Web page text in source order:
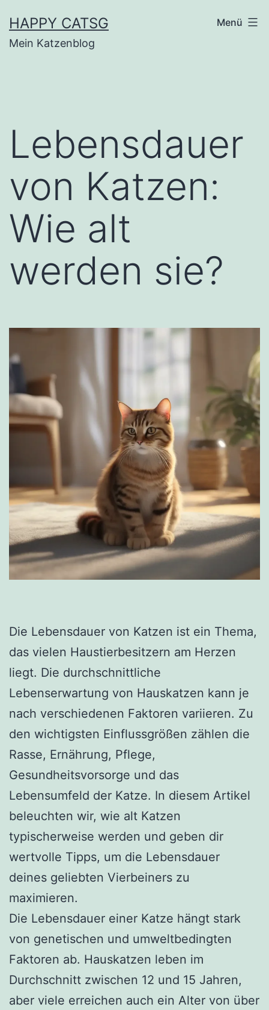
Inhalt
springen
HAPPY CATSG
Mein Katzenblog
Menü
Lebensdauer
von Katzen:
Wie alt
werden sie?
Die Lebensdauer von Katzen ist ein Thema,
das vielen Haustierbesitzern am Herzen
liegt. Die durchschnittliche
Lebenserwartung von Hauskatzen kann je
nach verschiedenen Faktoren variieren. Zu
den wichtigsten Einflussgrößen zählen die
Rasse, Ernährung, Pflege,
Gesundheitsvorsorge und das
Lebensumfeld der Katze. In diesem Artikel
beleuchten wir, wie alt Katzen
typischerweise werden und geben dir
wertvolle Tipps, um die Lebensdauer
deines geliebten Vierbeiners zu
maximieren.
Die Lebensdauer einer Katze hängt stark
von genetischen und umweltbedingten
Faktoren ab. Hauskatzen leben im
Durchschnitt zwischen 12 und 15 Jahren,
aber viele erreichen auch ein Alter von über